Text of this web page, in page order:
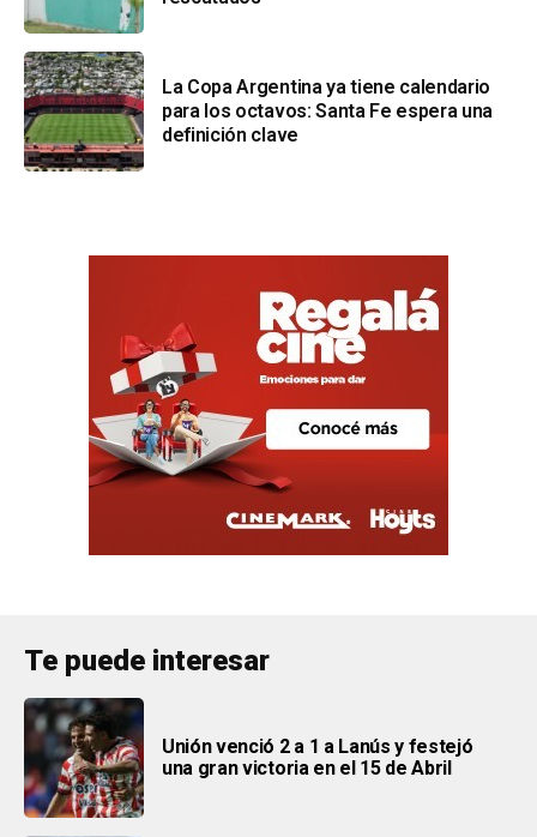
La Copa Argentina ya tiene calendario
para los octavos: Santa Fe espera una
definición clave
Te puede interesar
Unión venció 2 a 1 a Lanús y festejó
una gran victoria en el 15 de Abril